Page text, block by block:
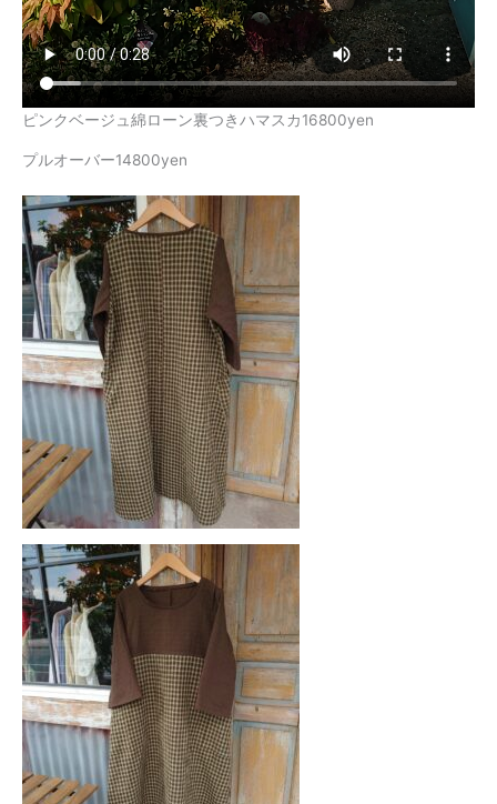
ピンクベージュ綿ローン裏つきハマスカ16800yen
プルオーバー14800yen